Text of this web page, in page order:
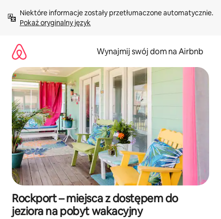
treści Pokaż oryginalny język
Wynajmij swój dom na Airbnb
Rockport – miejsca z dostępem do
jeziora na pobyt wakacyjny